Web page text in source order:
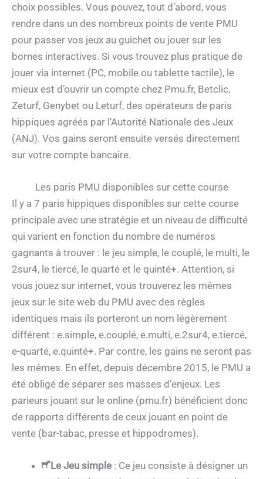
choix possibles. Vous pouvez, tout d’abord, vous
rendre dans un des nombreux points de vente PMU
pour passer vos jeux au guichet ou jouer sur les
bornes interactives. Si vous trouvez plus pratique de
jouer via internet (PC, mobile ou tablette tactile), le
mieux est d’ouvrir un compte chez Pmu.fr, Betclic,
Zeturf, Genybet ou Leturf, des opérateurs de paris
hippiques agréés par l’Autorité Nationale des Jeux
(ANJ). Vos gains seront ensuite versés directement
sur votre compte bancaire.
Les paris PMU disponibles sur cette course
Il y a 7 paris hippiques disponibles sur cette course
principale avec une stratégie et un niveau de difficulté
qui varient en fonction du nombre de numéros
gagnants à trouver : le jeu simple, le couplé, le multi, le
2sur4, le tiercé, le quarté et le quinté+. Attention, si
vous jouez sur internet, vous trouverez les mêmes
jeux sur le site web du PMU avec des règles
identiques mais ils porteront un nom légèrement
différent : e.simple, e.couplé, e.multi, e.2sur4, e.tiercé,
e-quarté, e.quinté+. Par contre, les gains ne seront pas
les mêmes. En effet, depuis décembre 2015, le PMU a
été obligé de séparer ses masses d’enjeux. Les
parieurs jouant sur le online (pmu.fr) bénéficient donc
de rapports différents de ceux jouant en point de
vente (bar-tabac, presse et hippodromes).
Le Jeu simple : Ce jeu consiste à désigner un